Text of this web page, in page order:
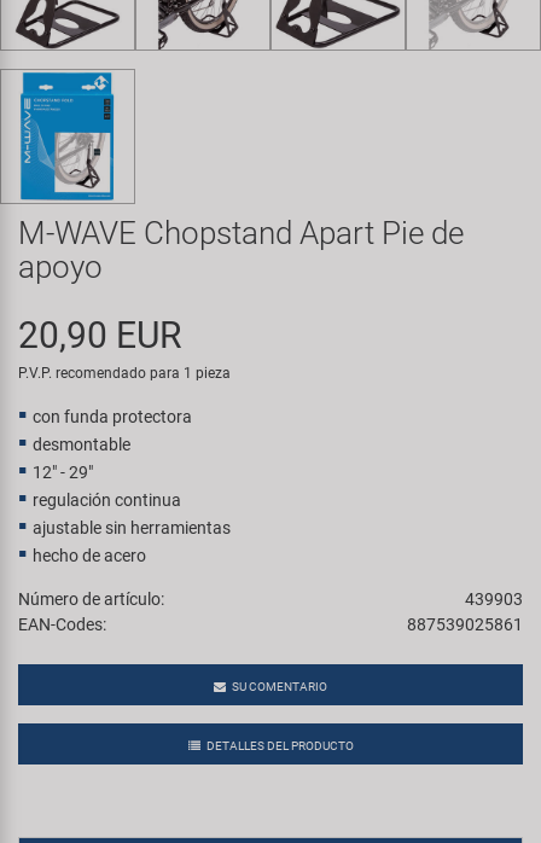
Transporte y Aparcamiento
Super B
Trail-Gator
Velo
Todas las marcas
M-WAVE Chopstand Apart Pie de
apoyo
20,90 EUR
P.V.P. recomendado para 1 pieza
con funda protectora
desmontable
12" - 29"
regulación continua
ajustable sin herramientas
hecho de acero
Número de artículo:
439903
EAN-Codes:
887539025861
SU COMENTARIO
DETALLES DEL PRODUCTO